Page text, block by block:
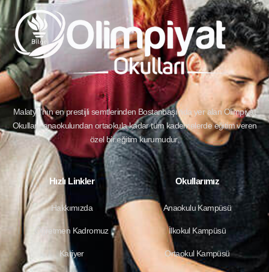
Malatya’nın en prestijli semtlerinden Bostanbaşı’nda yer alanOlimpiyat
Okulları,anaokulundan ortaokula kadar tüm kademelerde eğitim veren
özel bir eğitim kurumudur.
Hızlı Linkler
Hakkımızda
Öğretmen Kadromuz
Kariyer
Okullarımız
Anaokulu Kampüsü
İlkokul Kampüsü
Ortaokul Kampüsü